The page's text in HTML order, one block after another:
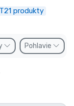
produkty
Pohlavie